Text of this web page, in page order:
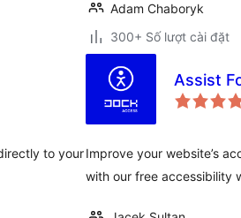
Adam Chaboryk
300+ Số lượt cài đặt
to your
Assist
Improve your website’s
with our free accessibility